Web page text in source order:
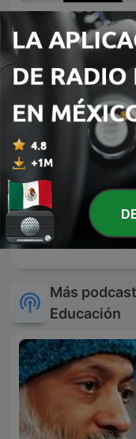
Diego Ruzzarin
StarTalk Radio
Más
Educación